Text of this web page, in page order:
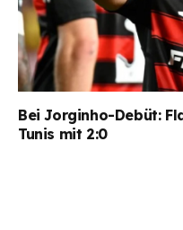
Bei Jorginho-Debüt:
Tunis mit 2:0